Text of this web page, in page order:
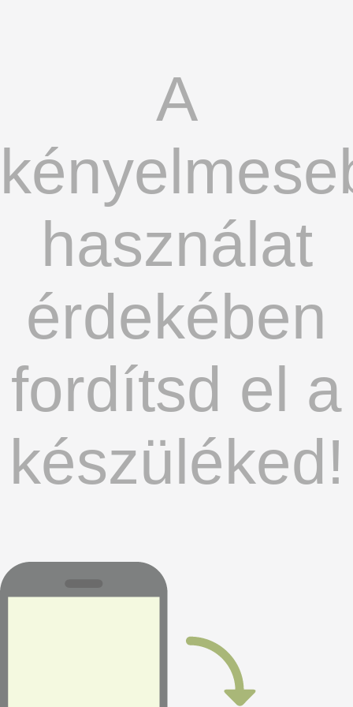
A
használat
érdekében
fordítsd el a
készüléked!